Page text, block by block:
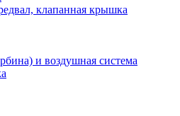
клапанная крышка
и воздушная система